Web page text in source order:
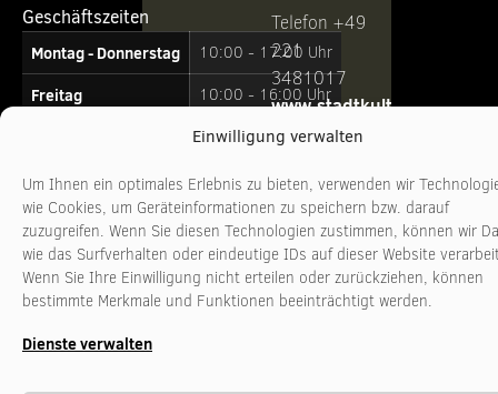
Einwilligung verwalten
Um Ihnen ein optimales Erlebnis zu bieten, verwenden wir
wie Cookies, um Geräteinformationen zu speichern bzw. darauf
zuzugreifen. Wenn Sie diesen Technologien zustimmen, können wir
wie das Surfverhalten oder eindeutige IDs auf dieser Website
Wenn Sie Ihre Einwilligung nicht erteilen oder zurückziehen, können
bestimmte Merkmale und Funktionen beeinträchtigt werden.
Dienste verwalten
Geschäftszeiten
Montag - Donnerstag
10:00 - 17:00 Uhr
Freitag 10:00 - 16:00 Uhr
Telefon +49
221
3481017
www.stadtkultur-
nrw.de